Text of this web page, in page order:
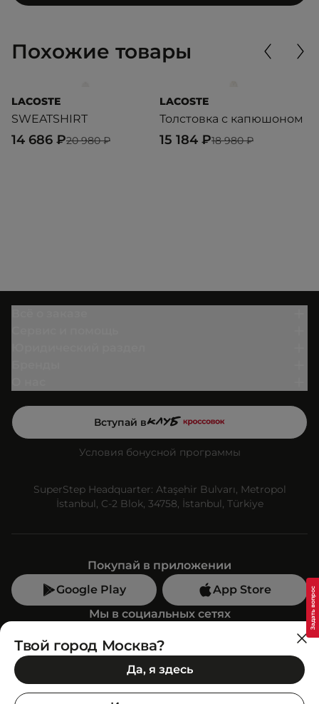
Похожие товары
LACOSTE
SWEATSHIRT
20 980 ₽
14 686 ₽
LACOSTE
Толстовка с капюшоном
18 980 ₽
15 184 ₽
Вступай в
Условия бонусной программы
SuperStep Headquarter: Ataşehir Bulvarı, Metropol
İstanbul, C-2 Blok, 34758, İstanbul, Türkiye
Покупай в приложении
Google Play
App Store
Мы в социальных сетях
Позвони нам
+7 (499) 350-55-33
C 10:00 до 19:00
Твой город Москва?
Да, я здесь